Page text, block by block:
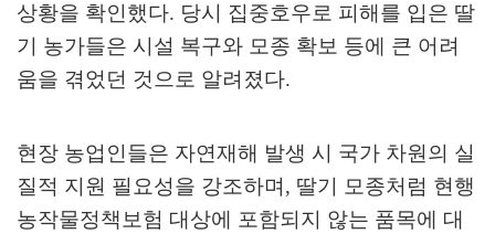
상황을 확인했다. 당시 집중호우로 피해를 입은 딸
기 농가들은 시설 복구와 모종 확보 등에 큰 어려
움을 겪었던 것으로 알려졌다.
현장 농업인들은 자연재해 발생 시 국가 차원의 실
질적 지원 필요성을 강조하며 , 딸기 모종처럼 현행
농작물정책보험 대상에 포함되지 않는 품목에 대